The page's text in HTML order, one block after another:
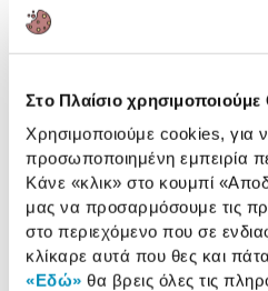
Στο Πλαίσιο
Χρησιμοποιούμε cookies,
προσωποποιημένη εμπειρία
Κάνε «κλικ» στο κουμπί
μας να προσαρμόσουμε τις
στο περιεχόμενο που σε
κλίκαρε αυτά που θες και πάτα
«Εδώ» θα βρεις όλες τις
απενεργοποίηση μετά από
λειτουργίας. Διαθέτει LED
Active AirClean.
Χαρακτηριστικά
Τύπος Συσκευής:
Πλάτος: